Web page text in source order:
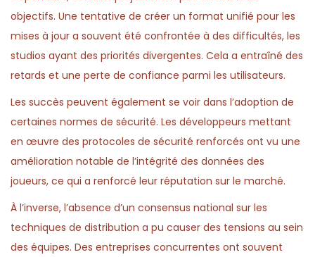
objectifs. Une tentative de créer un format unifié pour les
mises à jour a souvent été confrontée à des difficultés, les
studios ayant des priorités divergentes. Cela a entraîné des
retards et une perte de confiance parmi les utilisateurs.
Les succès peuvent également se voir dans l’adoption de
certaines normes de sécurité. Les développeurs mettant
en œuvre des protocoles de sécurité renforcés ont vu une
amélioration notable de l’intégrité des données des
joueurs, ce qui a renforcé leur réputation sur le marché.
À l’inverse, l’absence d’un consensus national sur les
techniques de distribution a pu causer des tensions au sein
des équipes. Des entreprises concurrentes ont souvent